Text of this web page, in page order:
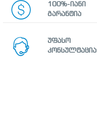
100%-იანი
გარანტია
უფასო
კონსულტაცია